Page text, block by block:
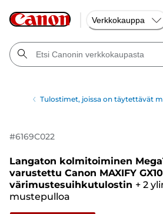
Verkkokauppa
Tulostimet, joissa on täytettävät
#6169C022
Langaton kolmitoiminen
varustettu Canon MAXIFY
värimustesuihkutulostin + 2
mustepulloa